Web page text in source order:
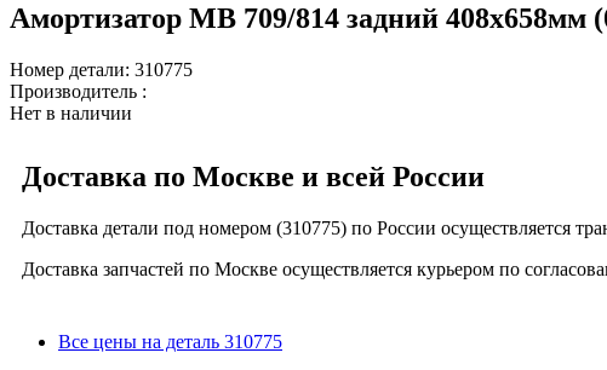
Амортизатор МВ 709/814 задний 408x658мм
Номер детали: 310775
Производитель :
Нет в наличии
Доставка по Москве и всей России
Доставка детали под номером (310775) по России осуществляется
Доставка запчастей по Москве осуществляется курьером по
Все цены на деталь 310775